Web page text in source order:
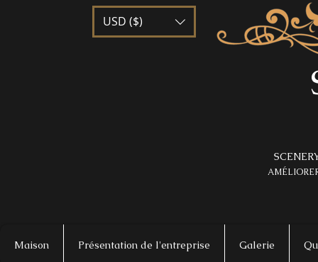
USD ($)
Maison Présentation de l'entreprise Galerie